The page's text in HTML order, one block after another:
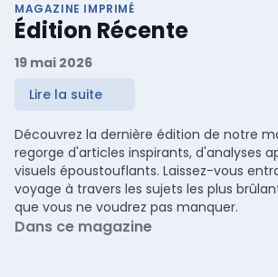
MAGAZINE IMPRIMÉ
Édition Récente
19 mai 2026
Lire la suite
Découvrez la dernière édition de notre
regorge d'articles inspirants, d'analyses
visuels époustouflants. Laissez-vous
voyage à travers les sujets les plus
que vous ne voudrez pas manquer.
Dans ce magazine